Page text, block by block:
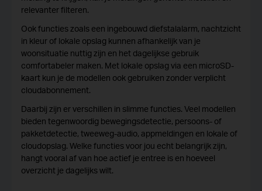
relevanter filteren.
Ook functies zoals een ingebouwd diefstalalarm, nachtzicht
in kleur of lokale opslag kunnen afhankelijk van je
woonsituatie nuttig zijn en het dagelijkse gebruik
comfortabeler maken. Met lokale opslag via een microSD-
kaart kun je de modellen ook gebruiken zonder verplicht
cloudabonnement.
Daarbij zijn er verschillen in slimme functies. Veel modellen
bieden tegenwoordig bewegingsdetectie, persoons- of
pakketdetectie, tweeweg-audio, appmeldingen en lokale of
cloudopslag. Welke functies voor jou echt belangrijk zijn,
hangt vooral af van hoe actief je entree is en hoeveel
overzicht je dagelijks wilt.